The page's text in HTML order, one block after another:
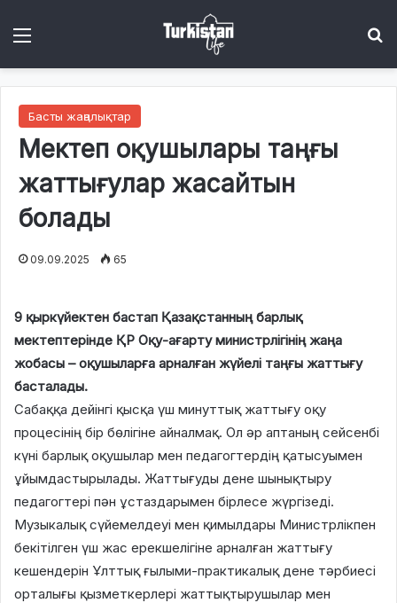
Басты жаңалықтар
Мектеп оқушылары таңғы
жаттығулар жасайтын
болады
09.09.2025 65
9 қыркүйектен бастап Қазақстанның барлық
мектептерінде ҚР Оқу-ағарту министрлігінің жаңа
жобасы – оқушыларға арналған жүйелі таңғы жаттығу
басталады.
Сабаққа дейінгі қысқа үш минуттық жаттығу оқу
процесінің бір бөлігіне айналмақ. Ол әр аптаның сейсенбі
күні барлық оқушылар мен педагогтердің қатысуымен
ұйымдастырылады. Жаттығуды дене шынықтыру
педагогтері пән ұстаздарымен бірлесе жүргізеді.
Музыкалық сүйемелдеуі мен қимылдары Министрлікпен
бекітілген үш жас ерекшелігіне арналған жаттығу
кешендерін Ұлттық ғылыми-практикалық дене тәрбиесі
орталығы қызметкерлері жаттықтырушылар мен